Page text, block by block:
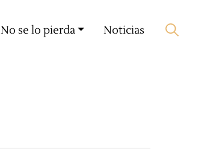
No se lo pierda Noticias